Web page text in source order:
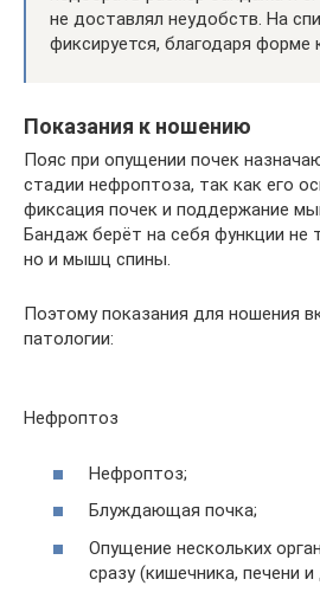
не доставлял неудобств. На
фиксируется, благодаря форме
Показания к ношению
Пояс при опущении почек
стадии нефроптоза, так как его
фиксация почек и поддержание
Бандаж берёт на себя функции
но и мышц спины.
Поэтому показания для ношения
патологии:
Нефроптоз
Нефроптоз;
Блуждающая почка;
Опущение нескольких
сразу (кишечника, печени и